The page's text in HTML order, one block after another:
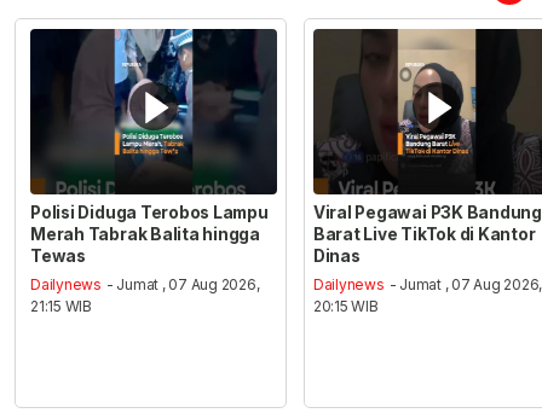
Polisi Diduga Terobos Lampu
Merah Tabrak Balita hingga
Tewas
Dailynews - Jumat , 07 Aug 2026,
21:15 WIB
Viral Pegawai P3K Bandung
Barat Live TikTok di Kantor
Dinas
Dailynews - Jumat , 07 Aug 2026,
20:15 WIB